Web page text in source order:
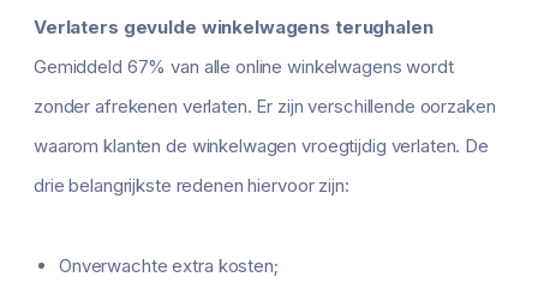
Verlaters gevulde winkelwagens terughalen
Gemiddeld 67% van alle online winkelwagens wordt
zonder afrekenen verlaten. Er zijn verschillende oorzaken
waarom klanten de winkelwagen vroegtijdig verlaten. De
drie belangrijkste redenen hiervoor zijn:
Onverwachte extra kosten;